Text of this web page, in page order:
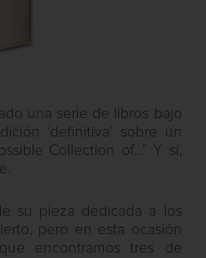
una serie de libros bajo
‘definitiva’ sobre un
Collection of…” Y sí,
su pieza dedicada a los
pero en esta ocasión
encontramos tres de